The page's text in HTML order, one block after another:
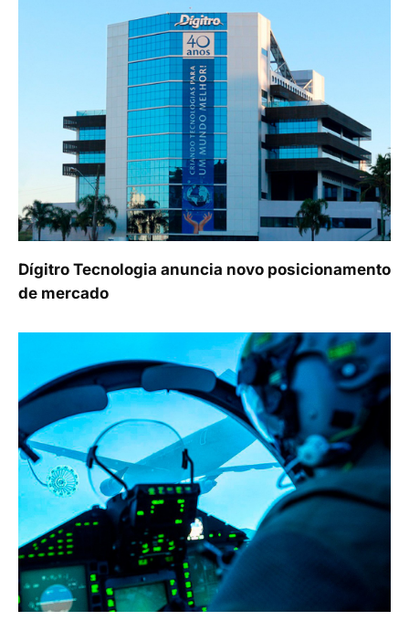
Dígitro Tecnologia anuncia novo posicionamento
de mercado